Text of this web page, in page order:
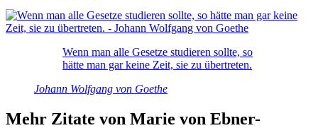
Wenn man alle Gesetze studieren sollte, so
hätte man gar keine Zeit, sie zu übertreten.
Johann Wolfgang von Goethe
Mehr Zitate von Marie von Ebner-